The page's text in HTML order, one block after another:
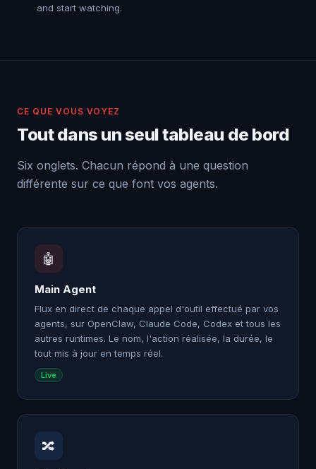
and start watching.
CE QUE VOUS VOYEZ
Tout dans un seul tableau de bord
Six onglets. Chacun répond à une question
différente sur ce que font vos agents.
🤖
Main Agent
Flux en direct de chaque appel d'outil effectué par vos
agents, sur OpenClaw, Claude Code, Codex et tous les
autres runtimes. Le nom, l'action réalisée, la durée, le
tout mis à jour en temps réel.
Live
🔀